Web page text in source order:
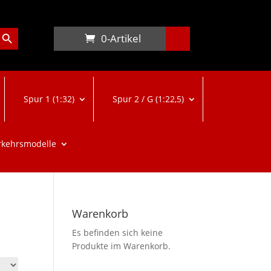
Button
0-Artikel
Spur 1 (1:32) Spur 2 / G (1:22,5)
Warenkorb
Es befinden sich keine
Produkte im Warenkorb.